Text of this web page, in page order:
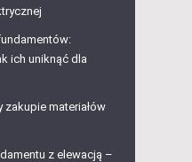
ich uniknąć dla
zakupie materiałów
z elewacją –